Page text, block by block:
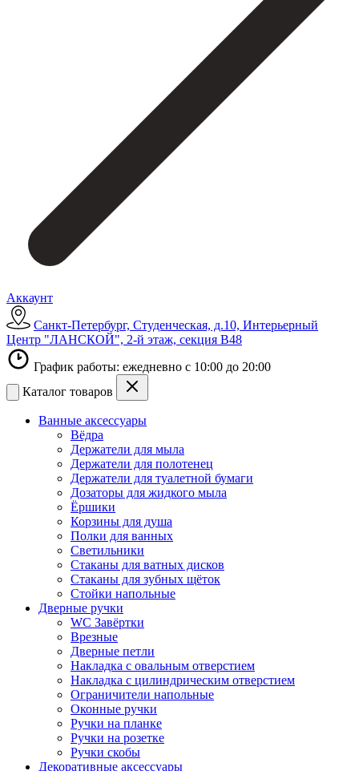
Аккаунт
Санкт-Петербург, Студенческая, д.10, Интерьерный
Центр "ЛАНСКОЙ", 2-й этаж, секция В48
График работы: ежедневно с 10:00 до 20:00
Каталог товаров
Ванные аксессуары
Вёдра
Держатели для мыла
Держатели для полотенец
Держатели для туалетной бумаги
Дозаторы для жидкого мыла
Ёршики
Корзины для душа
Полки для ванных
Светильники
Стаканы для ватных дисков
Стаканы для зубных щёток
Стойки напольные
Дверные ручки
WC Завёртки
Врезные
Дверные петли
Накладка с овальным отверстием
Накладка с цилиндрическим отверстием
Ограничители напольные
Оконные ручки
Ручки на планке
Ручки на розетке
Ручки скобы
Декоративные аксессуары